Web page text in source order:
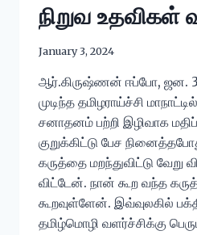
நிறுவ உதவிகள்
January 3, 2024
ஆர்.கிருஷ்ணன் ஈப்போ, ஜன.
முடிந்த தமிழராய்ச்சி
சனாதனம் பற்றி இழிவாக
குறுக்கிட்டு பேச
கருத்தை மறந்துவிட்டு வேறு
விட்டேன். நான் கூற வந்த
கூறவுள்ளேன். இவ்வுலகில்
தமிழ்மொழி வளர்ச்சிக்கு